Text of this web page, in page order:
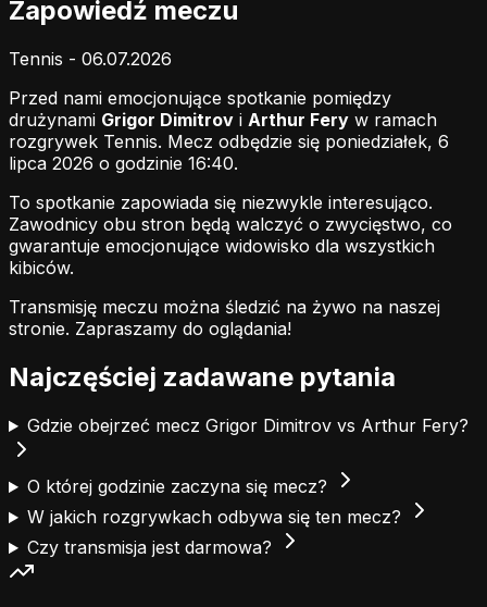
Zapowiedź meczu
Tennis - 06.07.2026
Przed nami emocjonujące spotkanie pomiędzy
drużynami Grigor Dimitrov i Arthur Fery w ramach
rozgrywek Tennis. Mecz odbędzie się poniedziałek, 6
lipca 2026 o godzinie 16:40.
To spotkanie zapowiada się niezwykle interesująco.
Zawodnicy obu stron będą walczyć o zwycięstwo, co
gwarantuje emocjonujące widowisko dla wszystkich
kibiców.
Transmisję meczu można śledzić na żywo na naszej
stronie. Zapraszamy do oglądania!
Najczęściej zadawane pytania
Gdzie obejrzeć mecz Grigor Dimitrov vs Arthur Fery?
O której godzinie zaczyna się mecz?
W jakich rozgrywkach odbywa się ten mecz?
Czy transmisja jest darmowa?